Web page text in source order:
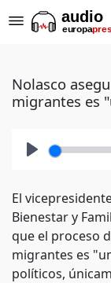
Nolasco
migrantes es
El
Bienestar y
que el proceso
migrantes es
políticos,